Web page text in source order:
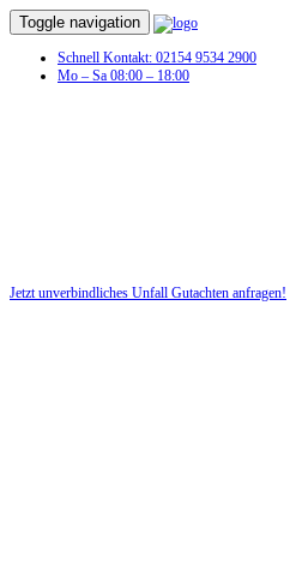
Toggle navigation
Schnell Kontakt: 02154 9534 2900
Mo – Sa 08:00 – 18:00
Jetzt unverbindliches Unfall Gutachten anfragen!